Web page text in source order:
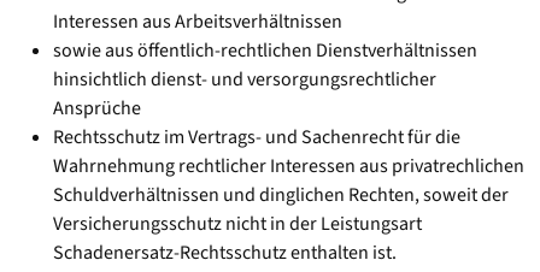
Interessen aus Arbeitsverhältnissen
sowie aus öffentlich-rechtlichen Dienstverhältnissen
hinsichtlich dienst- und versorgungsrechtlicher
Ansprüche
Rechtsschutz im Vertrags- und Sachenrecht für die
Wahrnehmung rechtlicher Interessen aus privatrechlichen
Schuldverhältnissen und dinglichen Rechten, soweit der
Versicherungsschutz nicht in der Leistungsart
Schadenersatz-Rechtsschutz enthalten ist.